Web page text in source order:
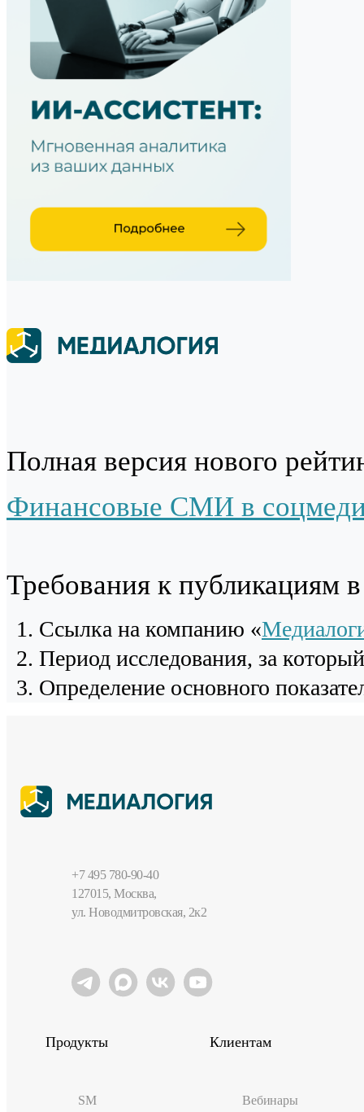
Полная версия нового
Финансовые СМИ в
Требования к публикациям
Cсылка на компанию «
Период исследования, за
Определение основного
+7 495 780-90-40
127015, Москва,
ул. Новодмитровская, 2к2
Продукты
SM
Клиентам
Вебинары